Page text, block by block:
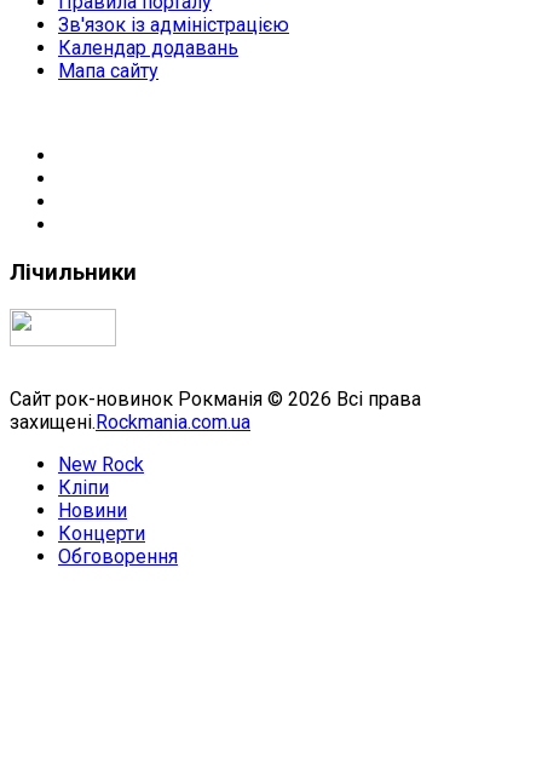
Зв'язок із адміністрацією
Календар додавань
Мапа сайту
Лічильники
Сайт рок-новинок Рокманія © 2026 Всі права
захищені.Rockmania.com.ua
New Rock
Кліпи
Новини
Концерти
Обговорення